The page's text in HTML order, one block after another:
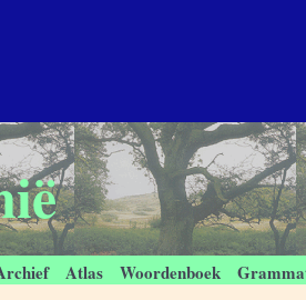
Atlas Woordenboek